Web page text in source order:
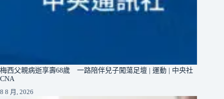
梅西父親病逝享壽68歲 一路陪伴兒子闖蕩足壇 | 運動 | 中央社
CNA
8 8 月, 2026